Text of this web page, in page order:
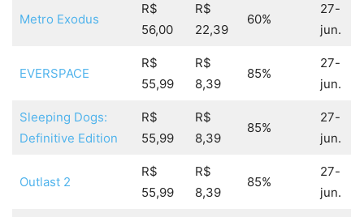
Metro Exodus
R$
56,00
R$
22,39
60%
27-
jun.
EVERSPACE
R$
55,99
R$
8,39
85%
27-
jun.
Sleeping Dogs:
Definitive Edition
R$
55,99
R$
8,39
85%
27-
jun.
Outlast 2
R$
55,99
R$
8,39
85%
27-
jun.